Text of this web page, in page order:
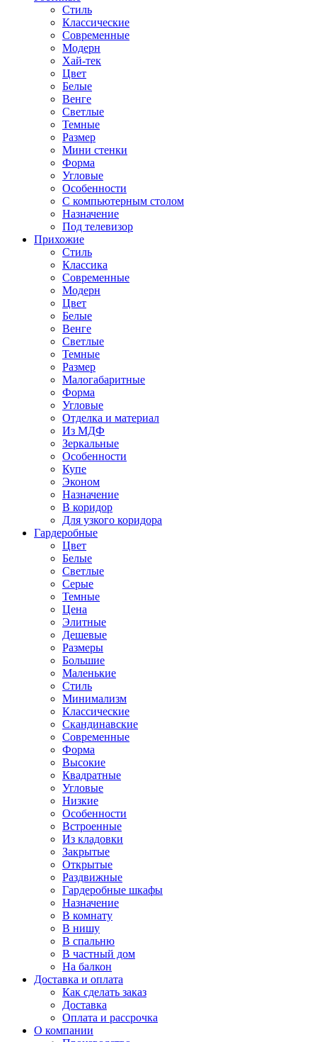
Стиль
Классические
Современные
Модерн
Хай-тек
Цвет
Белые
Венге
Светлые
Темные
Размер
Мини стенки
Форма
Угловые
Особенности
С компьютерным столом
Назначение
Под телевизор
Прихожие
Стиль
Классика
Современные
Модерн
Цвет
Белые
Венге
Светлые
Темные
Размер
Малогабаритные
Форма
Угловые
Отделка и материал
Из МДФ
Зеркальные
Особенности
Купе
Эконом
Назначение
В коридор
Для узкого коридора
Гардеробные
Цвет
Белые
Светлые
Серые
Темные
Цена
Элитные
Дешевые
Размеры
Большие
Маленькие
Стиль
Минимализм
Классические
Скандинавские
Современные
Форма
Высокие
Квадратные
Угловые
Низкие
Особенности
Встроенные
Из кладовки
Закрытые
Открытые
Раздвижные
Гардеробные шкафы
Назначение
В комнату
В нишу
В спальню
В частный дом
На балкон
Доставка и оплата
Как сделать заказ
Доставка
Оплата и рассрочка
О компании